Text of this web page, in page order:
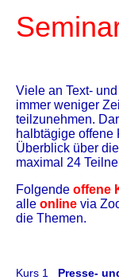
Viele an Text-
immer weniger
teilzunehmen.
halbtägige offene
Überblick über
maximal 24
Folgende offene
alle online via
die Themen.
Kurs 1 Presse-